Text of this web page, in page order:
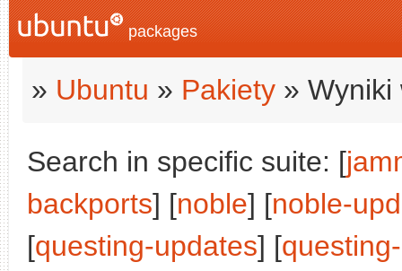
packages
» Ubuntu » Pakiety » Wyniki
Search in specific suite: [
backports] [noble] [noble-
[questing-updates] [